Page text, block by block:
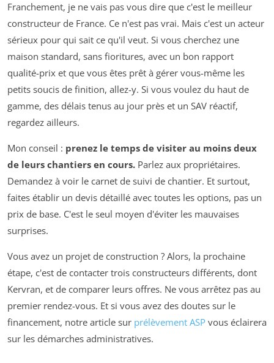
Franchement, je ne vais pas vous dire que c'est le meilleur
constructeur de France. Ce n'est pas vrai. Mais c'est un acteur
sérieux pour qui sait ce qu'il veut. Si vous cherchez une
maison standard, sans fioritures, avec un bon rapport
qualité-prix et que vous êtes prêt à gérer vous-même les
petits soucis de finition, allez-y. Si vous voulez du haut de
gamme, des délais tenus au jour près et un SAV réactif,
regardez ailleurs.
Mon conseil : prenez le temps de visiter au moins deux
de leurs chantiers en cours. Parlez aux propriétaires.
Demandez à voir le carnet de suivi de chantier. Et surtout,
faites établir un devis détaillé avec toutes les options, pas un
prix de base. C'est le seul moyen d'éviter les mauvaises
surprises.
Vous avez un projet de construction ? Alors, la prochaine
étape, c'est de contacter trois constructeurs différents, dont
Kervran, et de comparer leurs offres. Ne vous arrêtez pas au
premier rendez-vous. Et si vous avez des doutes sur le
financement, notre article sur prélèvement ASP vous éclairera
sur les démarches administratives.